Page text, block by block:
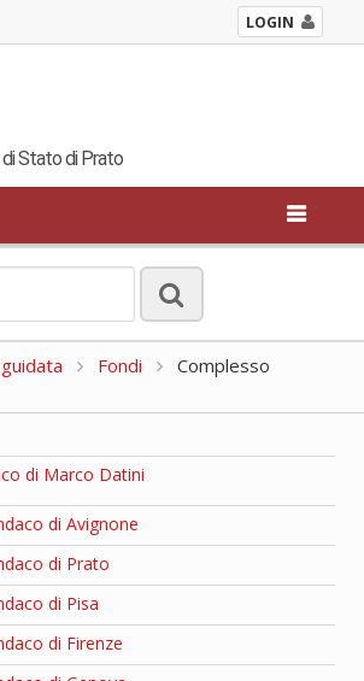
LOGIN
di Stato di Prato
Fondi
Complesso
di Marco Datini
di Avignone
di Prato
di Pisa
di Firenze